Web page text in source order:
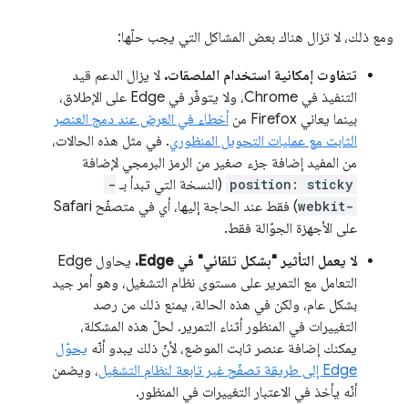
ومع ذلك، لا تزال هناك بعض المشاكل التي يجب حلّها:
تتفاوت إمكانية استخدام الملصقات. لا يزال الدعم قيد
التنفيذ في Chrome، ولا يتوفّر في Edge على الإطلاق،
بينما يعاني Firefox من
أخطاء في العرض عند دمج العنصر
الثابت مع عمليات التحويل المنظوري. في مثل هذه الحالات،
من المفيد إضافة جزء صغير من الرمز البرمجي لإضافة
position: sticky (النسخة التي تبدأ بـ -
webkit-
) فقط عند الحاجة إليها، أي في متصفّح Safari
على الأجهزة الجوّالة فقط.
لا يعمل التأثير "بشكل تلقائي" في Edge.
يحاول Edge
التعامل مع التمرير على مستوى نظام التشغيل، وهو أمر جيد
بشكل عام، ولكن في هذه الحالة، يمنع ذلك من رصد
التغييرات في المنظور أثناء التمرير. لحلّ هذه المشكلة،
يمكنك إضافة عنصر ثابت الموضع، لأنّ ذلك يبدو أنّه يحوّل
Edge إلى
طريقة تصفّح غير تابعة لنظام التشغيل، ويضمن
أنّه يأخذ في الاعتبار التغييرات في المنظور.